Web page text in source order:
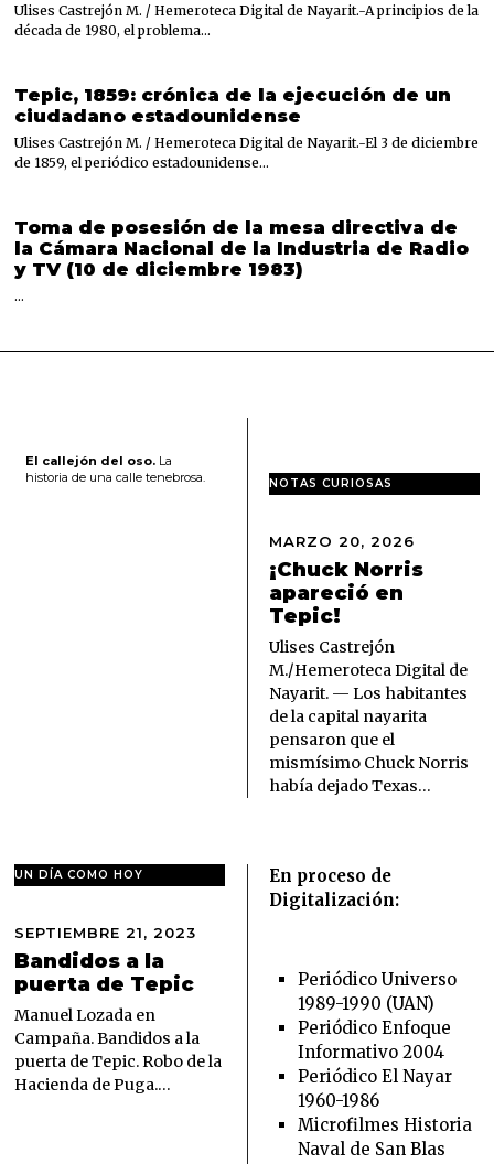
Ulises Castrejón M. / Hemeroteca Digital de Nayarit.-A principios de la
década de 1980, el problema…
Tepic, 1859: crónica de la ejecución de un
ciudadano estadounidense
Ulises Castrejón M. / Hemeroteca Digital de Nayarit.-El 3 de diciembre
de 1859, el periódico estadounidense…
Toma de posesión de la mesa directiva de
la Cámara Nacional de la Industria de Radio
y TV (10 de diciembre 1983)
…
El callejón del oso.La
historia de una calle tenebrosa.
NOTAS CURIOSAS
MARZO 20, 2026
R
0
,
2
0
6
¡Chuck Norris
apareció en
Tepic!
Ulises Castrejón
M./Hemeroteca Digital de
Nayarit. — Los habitantes
de la capital nayarita
pensaron que el
mismísimo Chuck Norris
había dejado Texas…
UN DÍA COMO HOY
SEPTIEMBRE 21, 2023
E
M
B
Bandidos a la
puerta de Tepic
Manuel Lozada en
Campaña. Bandidos a la
puerta de Tepic. Robo de la
Hacienda de Puga.…
En proceso de
Digitalización:
Periódico Universo
1989-1990 (UAN)
Periódico Enfoque
Informativo 2004
Periódico El Nayar
1960-1986
Microfilmes Historia
Naval de San Blas